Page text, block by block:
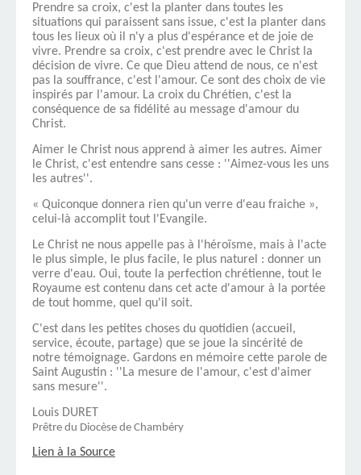
Prendre sa croix, c'est la planter dans toutes les
situations qui paraissent sans issue, c'est la planter dans
tous les lieux où il n'y a plus d'espérance et de joie de
vivre. Prendre sa croix, c'est prendre avec le Christ la
décision de vivre. Ce que Dieu attend de nous, ce n'est
pas la souffrance, c'est l'amour. Ce sont des choix de vie
inspirés par l'amour. La croix du Chrétien, c'est la
conséquence de sa fidélité au message d'amour du
Christ.
Aimer le Christ nous apprend à aimer les autres. Aimer
le Christ, c'est entendre sans cesse : ''Aimez-vous les uns
les autres''.
« Quiconque donnera rien qu'un verre d'eau fraiche »,
celui-là accomplit tout l'Evangile.
Le Christ ne nous appelle pas à l'héroïsme, mais à l'acte
le plus simple, le plus facile, le plus naturel : donner un
verre d'eau. Oui, toute la perfection chrétienne, tout le
Royaume est contenu dans cet acte d'amour à la portée
de tout homme, quel qu'il soit.
C'est dans les petites choses du quotidien (accueil,
service, écoute, partage) que se joue la sincérité de
notre témoignage. Gardons en mémoire cette parole de
Saint Augustin : ''La mesure de l'amour, c'est d'aimer
sans mesure''.
Louis DURET
Prêtre du Diocèse de Chambéry
Lien à la Source